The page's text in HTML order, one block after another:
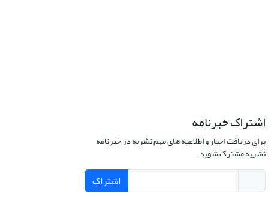
اشتراک خبرنامه
برای دریافت اخبار و اطلاعیه های مهم نشریه در خبرنامه
نشریه مشترک شوید.
اشتراک